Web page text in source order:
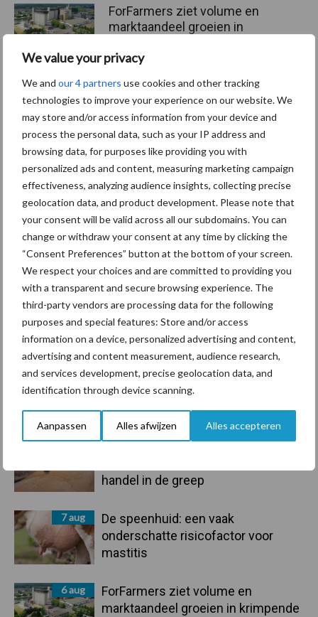
We value your privacy
We and our 4 partners use cookies and other tracking
technologies to improve your experience on our website. We
may store and/or access information from your device and
process the personal data, such as your IP address and
browsing data, for purposes like providing you with
personalized ads and content, measuring marketing campaign
effectiveness, analyzing audience insights, collecting precise
geolocation data, and product development. Please note that
your consent will be valid across all our subdomains. You can
change or withdraw your consent at any time by clicking the
“Consent Preferences” button at the bottom of your screen.
We respect your choices and are committed to providing you
with a transparent and secure browsing experience. The
third-party vendors are processing data for the following
purposes and special features: Store and/or access
information on a device, personalized advertising and content,
advertising and content measurement, audience research,
and services development, precise geolocation data, and
identification through device scanning.
Aanpassen Alles afwijzen Alles accepteren
Primaire
Sidebar
7 aug
Grondstoffenmarkt blijft grillig:
handel in de greep
7 aug
De speenhuid: een vaak
onderschatte risicofactor voor
mastitis
6 aug
ForFarmers ziet volume en
marktaandeel groeien in krimpende
ForFarmers ziet volume en
marktaandeel groeien in
markt
Themapagina's
Diergezondheid Bemesting Fokkerij
Mastitis Hittestress
Toon meer